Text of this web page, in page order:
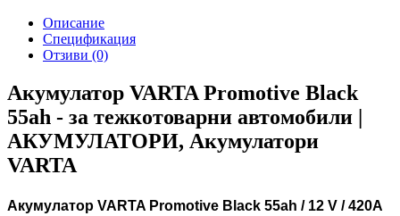
Описание
Спецификация
Отзиви (0)
Акумулатор VARTA Promotive Black
55ah - за тежкотоварни автомобили |
АКУМУЛАТОРИ, Акумулатори
VARTA
Aкумулатор VARTA Promotive Black 55ah / 12 V / 420A